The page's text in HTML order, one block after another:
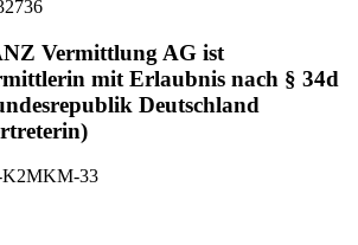
Vermittlung AG ist
mit Erlaubnis nach § 34d
Deutschland
K2MKM-33